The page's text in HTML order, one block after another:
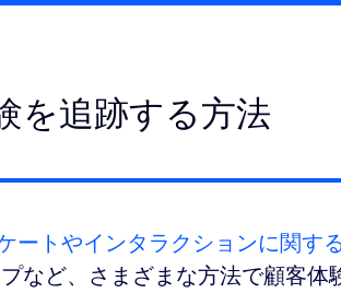
を追跡する方法
ートやインタラクションに関す
など、さまざまな方法で顧客体